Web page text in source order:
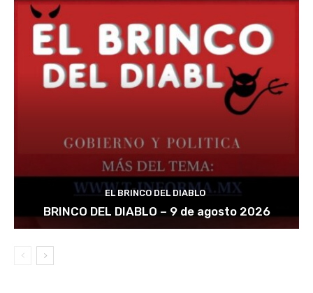
EL BRINCO DEL DIABLO
BRINCO DEL DIABLO – 9 de agosto 2026